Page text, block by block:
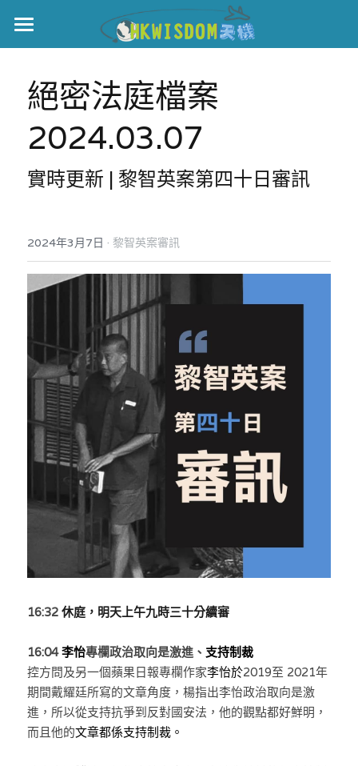
主頁
世界盃
伊美戰爭
黎智英案
美西媒體謊言實錄
宏福‧革新
宏福苑聽證會
宏福火災正視聽
記錄．宏福苑火災
港聞
中國
娛樂
反華推手你要知
反華推手懶人包
民主派騙案十式
反華推手起底
美西霸凌內幕
美西極權主義
真相直擊
極端暴恐實錄
KOL 專欄
林淑芳專欄
屈穎妍專欄
朱庭萱專欄
莫綺琪專欄
黃萬成專欄
招國偉專欄
高松傑專欄
林伯強專欄
馮煒光專欄
絕密法庭檔案
醫院口岸爆炸案
屠龍小隊案
黎智英案審訊
支聯會案
35+顛覆案
生活
吃喝玩指南
休閒好介紹
親子
花生仔漫畫週記
關於我們
人才招聘
投稿熱線
商戶合作
支持讚助
條款及細則
搜索
繁體中文
繁體中文
English
絕密法庭檔案
2024.03.07
實時更新 | 黎智英案第四十日審訊
2024年3月7日 · 黎智英案審訊
16:32 休庭，明天上午九時三十分續審
16:04 李怡專欄政治取向是激進、 支持制裁
控方問及另一個蘋果日報專欄作家李怡於2019至 2021年
期間戴耀廷所寫的文章角度，楊指出李怡政治取向是激
進，所以從支持抗爭到反對國安法，他的觀點都好鮮明，
而且他的文章都係支持制裁。